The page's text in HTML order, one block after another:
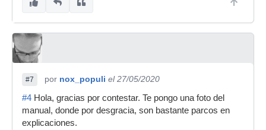
#7 por nox_populi el 27/05/2020
#4 Hola, gracias por contestar. Te pongo una foto del
manual, donde por desgracia, son bastante parcos en
explicaciones.